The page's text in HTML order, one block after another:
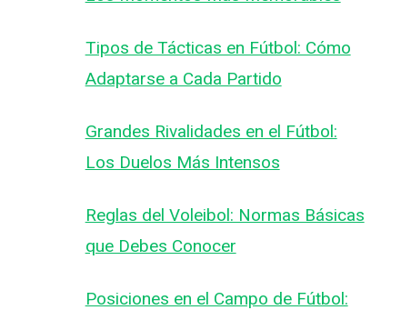
Tipos de Tácticas en Fútbol: Cómo
Adaptarse a Cada Partido
Grandes Rivalidades en el Fútbol:
Los Duelos Más Intensos
Reglas del Voleibol: Normas Básicas
que Debes Conocer
Posiciones en el Campo de Fútbol: